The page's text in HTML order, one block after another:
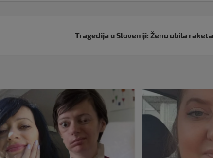
Tragedija u Sloveniji: Ženu ubila raketa